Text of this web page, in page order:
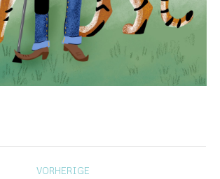
VORHERIGE